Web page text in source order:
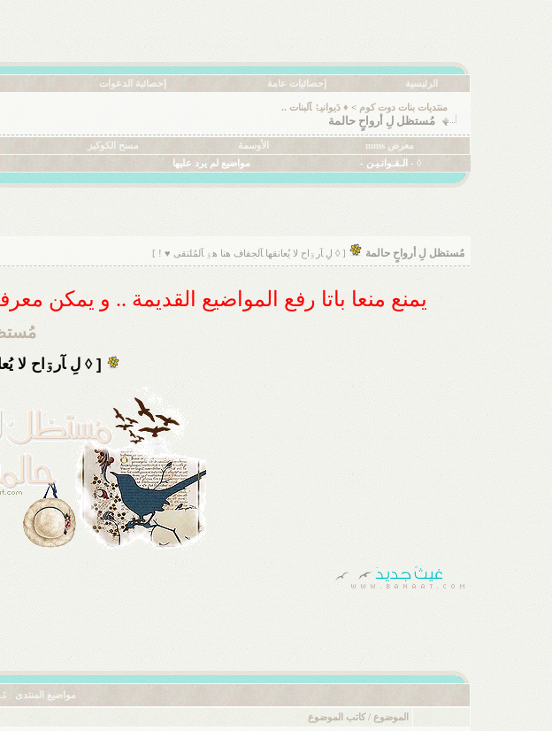
الرئيسية إحصائيات عامة إحصائية الدعوات
منتديات بنات دوت كوم > ♦ دَيوانيۃُ ﺂلبنات ..
مُستظل لِ أرواحٍ حالمة
معرض mms الأوسمة مسح الكوكيز
◊ - الـقـوانـيـن -
مواضيع لم يرد عليها
مُستظل لِ أرواحٍ حالمة [ ◊ لِ ﺂرۊاح لا يُعانقها ﺂلجفاف هنا هۊ ﺂلمُلتقى ♥ ! ]
يمنع منعا باتا رفع المواضيع القديمة .. و يمكن
[ ◊ لِ ﺂرۊاح لا
مواضيع المنتدى :
الموضوع /كاتب الموضوع